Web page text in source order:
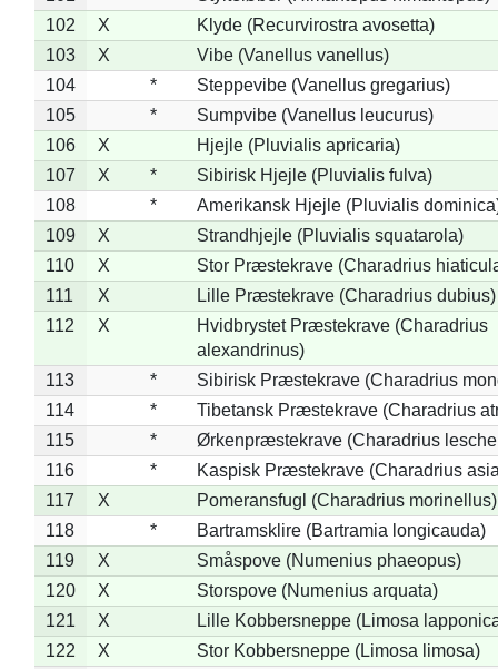
102
X
Klyde (Recurvirostra avosetta)
103
X
Vibe (Vanellus vanellus)
104
*
Steppevibe (Vanellus gregarius)
105
*
Sumpvibe (Vanellus leucurus)
106
X
Hjejle (Pluvialis apricaria)
107
X *
Sibirisk Hjejle (Pluvialis fulva)
108
*
Amerikansk Hjejle (Pluvialis
109
X
Strandhjejle (Pluvialis squatarola)
110
X
Stor Præstekrave (Charadrius
111
X
Lille Præstekrave (Charadrius dubius)
112
X
Hvidbrystet Præstekrave (Charadrius
alexandrinus)
113
*
Sibirisk Præstekrave (Charadrius
114
*
Tibetansk Præstekrave (Charadrius
115
*
Ørkenpræstekrave (Charadrius
116
*
Kaspisk Præstekrave (Charadrius
117
X
Pomeransfugl (Charadrius morinellus)
118
*
Bartramsklire (Bartramia longicauda)
119
X
Småspove (Numenius phaeopus)
120
X
Storspove (Numenius arquata)
121
X
Lille Kobbersneppe (Limosa
122
X
Stor Kobbersneppe (Limosa limosa)